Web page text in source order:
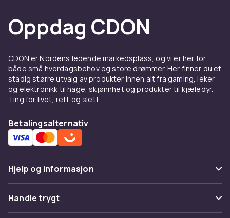
Oppdag CDON
CDON er Nordens ledende markedsplass, og vi er her for
både små hverdagsbehov og store drømmer. Her finner du et
stadig større utvalg av produkter innen alt fra gaming, leker
og elektronikk til hage, skjønnhet og produkter til kjæledyr.
Ting for livet, rett og slett.
Betalingsalternativ
Hjelp og informasjon
Vanlige spørsmål
Spor pakke
Handle trygt